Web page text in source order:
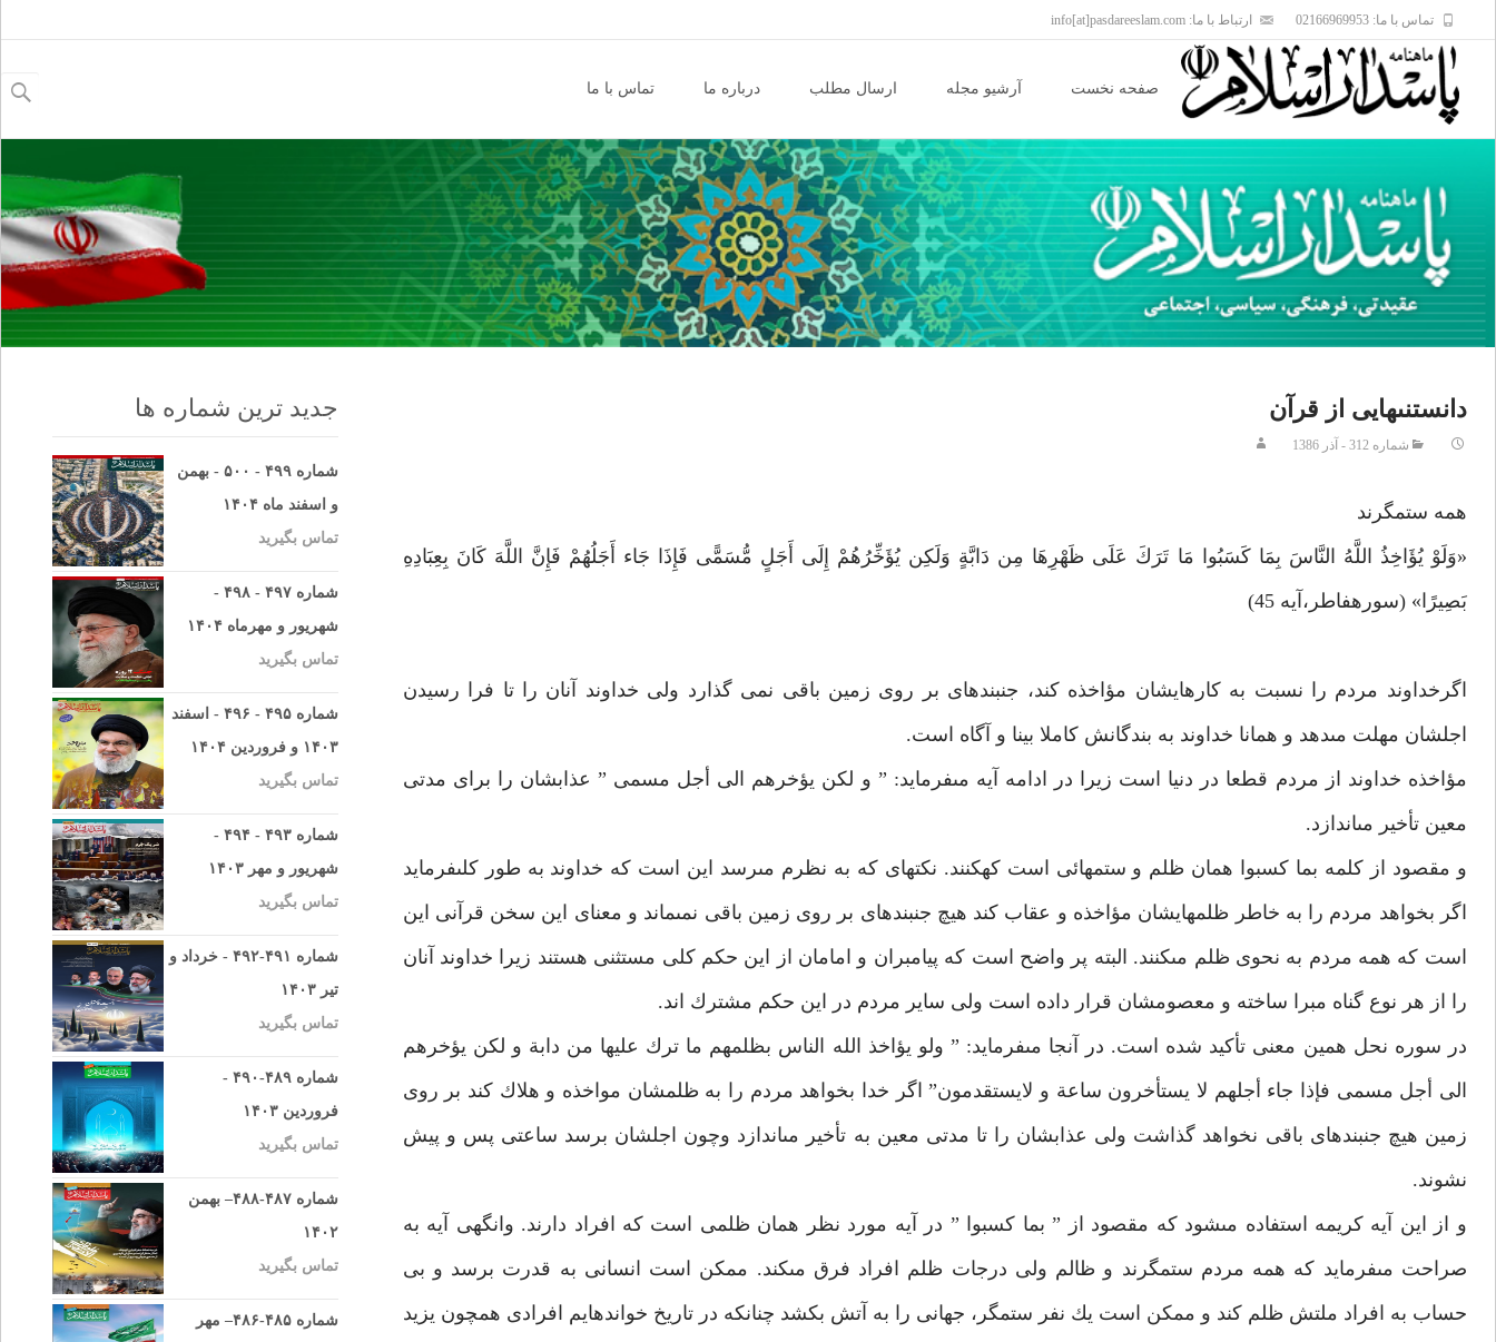
تماس با ما: 02166969953 ارتباط با ما: info[at]pasdareeslam.com
content
صفحه نخست آرشیو مجله ارسال مطلب درباره ما تماس با ما
برای:
دانستنى‏هايى از قرآن‏
شماره 312 - آذر 1386
همه ستمگرند
«وَلَوْ يُؤَاخِذُ اللَّهُ النَّاسَ بِمَا كَسَبُوا مَا تَرَكَ عَلَى ظَهْرِهَا مِن دَابَّةٍ وَلَكِن يُؤَخِّرُهُمْ إِلَى أَجَلٍ مُّسَمًّى فَإِذَا جَاء أَجَلُهُمْ فَإِنَّ اللَّهَ كَانَ بِعِبَادِهِ
بَصِيرًا» (سوره‏فاطر،آيه 45)
اگرخداوند مردم را نسبت به كارهايشان مؤاخذه كند، جنبنده‏اى بر روى زمين باقى نمى گذارد ولى خداوند آنان را تا فرا رسيدن
اجلشان مهلت مى‏دهد و همانا خداوند به بندگانش كاملا بينا و آگاه است.
مؤاخذه خداوند از مردم قطعا در دنيا است زيرا در ادامه آيه مى‏فرمايد: ” و لكن يؤخرهم الى أجل مسمى ” عذابشان را براى مدتى
معين تأخير مى‏اندازد.
و مقصود از كلمه بما كسبوا همان ظلم و ستمهائى است كه‏كنند. نكته‏اى كه به نظرم مى‏رسد اين است كه خداوند به طور كلى‏فرمايد
اگر بخواهد مردم را به خاطر ظلمهايشان مؤاخذه و عقاب كند هيچ جنبنده‏اى بر روى زمين باقى نمى‏ماند و معناى اين سخن قرآنى اين
است كه همه مردم به نحوى ظلم مى‏كنند. البته پر واضح است كه پيامبران و امامان از اين حكم كلى مستثنى هستند زيرا خداوند آنان
را از هر نوع گناه مبرا ساخته و معصومشان قرار داده است ولى ساير مردم در اين حكم مشترك اند.
در سوره نحل همين معنى تأكيد شده است. در آنجا مى‏فرمايد: ” ولو يؤاخذ الله الناس بظلمهم ما ترك عليها من دابة و لكن يؤخرهم
الى أجل مسمى فإذا جاء أجلهم لا يستأخرون ساعة و لايستقدمون” اگر خدا بخواهد مردم را به ظلمشان مواخذه و هلاك كند بر روى
زمين هيچ جنبنده‏اى باقى نخواهد گذاشت ولى عذابشان را تا مدتى معين به تأخير مى‏اندازد وچون اجلشان برسد ساعتى پس و پيش
نشوند.
و از اين آيه كريمه استفاده مى‏شود كه مقصود از ” بما كسبوا ” در آيه مورد نظر همان ظلمى است كه افراد دارند. وانگهى آيه به
صراحت مى‏فرمايد كه همه مردم ستمگرند و ظالم ولى درجات ظلم افراد فرق مى‏كند. ممكن است انسانى به قدرت برسد و بى
حساب به افراد ملتش ظلم كند و ممكن است يك نفر ستمگر، جهانى را به آتش بكشد چنانكه در تاريخ خوانده‏ايم افرادى همچون يزيد
جدید ترین شماره ها
شماره ۴۹۹ - ۵۰۰ - بهمن
و اسفند ماه ۱۴۰۴
تماس بگیرید
شماره ۴۹۷ - ۴۹۸ -
شهریور و مهرماه ۱۴۰۴
تماس بگیرید
شماره ۴۹۵ - ۴۹۶ - اسفند
۱۴۰۳ و فروردین ۱۴۰۴
تماس بگیرید
شماره ۴۹۳ - ۴۹۴ -
شهریور و مهر ۱۴۰۳
تماس بگیرید
شماره ۴۹۱-۴۹۲ - خرداد و
تیر ۱۴۰۳
تماس بگیرید
شماره ۴۸۹-۴۹۰ -
فروردین ۱۴۰۳
تماس بگیرید
شماره ۴۸۷-۴۸۸– بهمن
۱۴۰۲
تماس بگیرید
شماره ۴۸۵-۴۸۶– مهر